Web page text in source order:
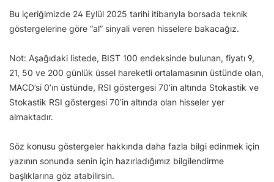
Bu içeriğimizde 24 Eylül 2025 tarihi itibarıyla borsada teknik
göstergelerine göre “al” sinyali veren hisselere bakacağız.
Not: Aşağıdaki listede, BIST 100 endeksinde bulunan, fiyatı 9,
21, 50 ve 200 günlük üssel hareketli ortalamasının üstünde olan,
MACD’si 0’ın üstünde, RSI göstergesi 70’in altında Stokastik ve
Stokastik RSI göstergesi 70’in altında olan hisseler yer
almaktadır.
Söz konusu göstergeler hakkında daha fazla bilgi edinmek için
yazının sonunda senin için hazırladığımız bilgilendirme
başlıklarına göz atabilirsin.